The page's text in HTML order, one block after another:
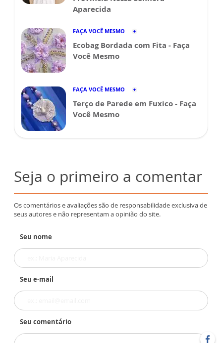
Aparecida
FAÇA VOCÊ MESMO
Ecobag Bordada com Fita - Faça
Você Mesmo
FAÇA VOCÊ MESMO
Terço de Parede em Fuxico - Faça
Você Mesmo
Seja o primeiro a comentar
Os comentários e avaliações são de responsabilidade exclusiva de
seus autores e não representam a opinião do site.
Seu nome
Seu e-mail
Seu comentário